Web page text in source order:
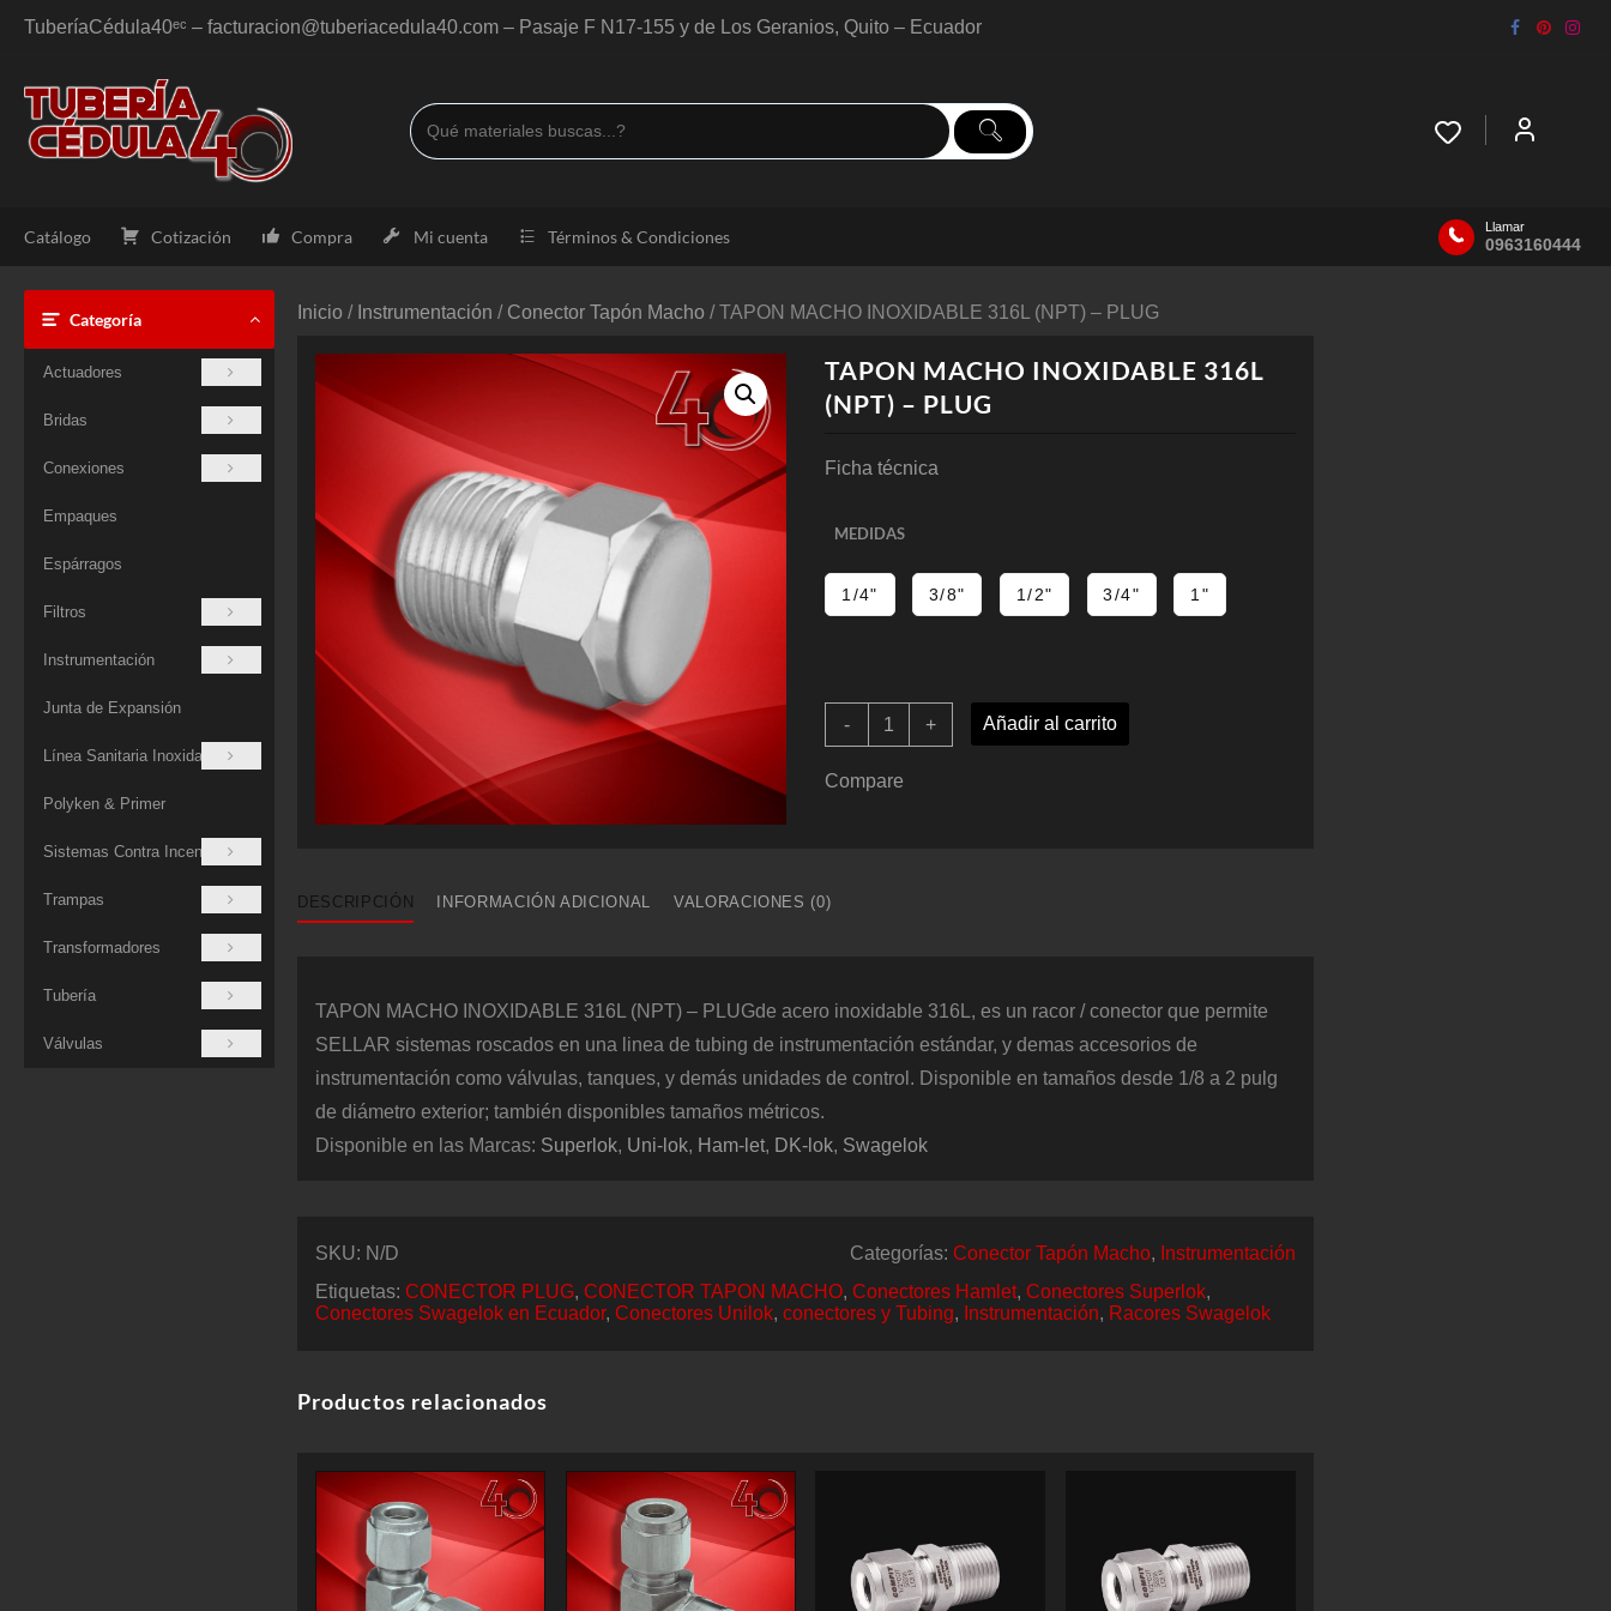
TuberíaCédula40ᵉᶜ – facturacion@tuberiacedula40.com – Pasaje F N17-155 y de Los Geranios, Quito – Ecuador
Catálogo Cotización Compra Mi cuenta Términos & Condiciones
Llamar
0963160444
Categoría
Actuadores
Bridas
Conexiones
Empaques
Espárragos
Filtros
Instrumentación
Junta de Expansión
Línea Sanitaria Inoxidable
Polyken & Primer
Sistemas Contra Incendios
Trampas
Transformadores
Tubería
Válvulas
Inicio / Instrumentación / Conector Tapón Macho / TAPON MACHO INOXIDABLE 316L (NPT) – PLUG
TAPON MACHO INOXIDABLE 316L
(NPT) – PLUG
Ficha técnica
MEDIDAS
1/4" 3/8" 1/2" 3/4" 1"
-
TAPON
MACHO
316L
+ Añadir al carrito
Compare
DESCRIPCIÓN INFORMACIÓN ADICIONAL VALORACIONES (0)
TAPON MACHO INOXIDABLE 316L (NPT) – PLUGde acero inoxidable 316L, es un racor / conector que permite
SELLAR sistemas roscados en una linea de tubing de instrumentación estándar, y demas accesorios de
instrumentación como válvulas, tanques, y demás unidades de control. Disponible en tamaños desde 1/8 a 2 pulg
de diámetro exterior; también disponibles tamaños métricos.
Disponible en las Marcas: Superlok, Uni-lok, Ham-let, DK-lok, Swagelok
SKU: N/D Categorías: Conector Tapón Macho, Instrumentación
Etiquetas:CONECTOR PLUG,CONECTOR TAPON MACHO,Conectores Hamlet,Conectores Superlok,
Conectores Swagelok en Ecuador,Conectores Unilok,conectores y Tubing, Instrumentación, Racores Swagelok
Productos relacionados